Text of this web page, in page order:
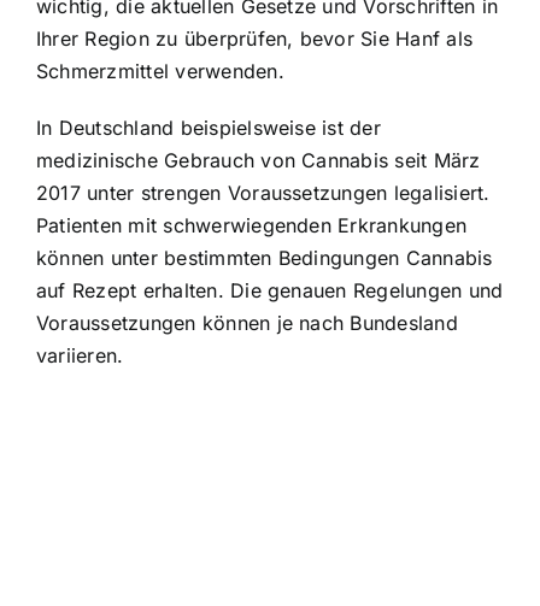
wichtig, die aktuellen Gesetze und Vorschriften in
Ihrer Region zu überprüfen, bevor Sie Hanf als
Schmerzmittel verwenden.
In Deutschland beispielsweise ist der
medizinische Gebrauch von Cannabis seit März
2017 unter strengen Voraussetzungen legalisiert.
Patienten mit schwerwiegenden Erkrankungen
können unter bestimmten Bedingungen Cannabis
auf Rezept erhalten. Die genauen Regelungen und
Voraussetzungen können je nach Bundesland
variieren.